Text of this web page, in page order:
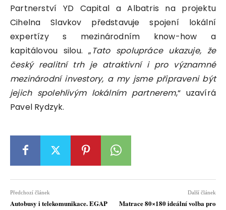
Partnerství YD Capital a Albatris na projektu
Cihelna Slavkov představuje spojení lokální
expertízy s mezinárodním know-how a
kapitálovou silou. „ Tato spolupráce ukazuje, že
český realitní trh je atraktivní i pro významné
mezinárodní investory, a my jsme připraveni být
jejich spolehlivým lokálním partnerem,“ uzavírá
Pavel Rydzyk.
Předchozí článek
Autobusy i telekomunikace. EGAP
Další článek
Matrace 80×180 ideální volba pro